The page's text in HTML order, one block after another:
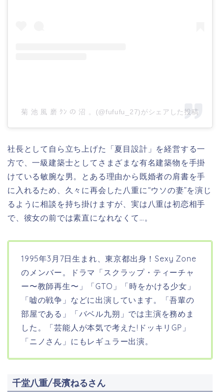
菊 池 風 磨 ｸﾝ の 沼 。(@fufufu_27)がシェアした投稿
社長として自ら立ち上げた「夏目設計」を経営する一
方で、一級建築士としてさまざまな有名建築物を手掛
けている敏腕な男。とある理由から既婚者の肩書を手
に入れるため、久々に再会した八重に“ウソの妻”を演じ
るように相談を持ち掛けますが、実は八重は初恋相手
で、彼女の前では素直になれなくて…。
1995年3月7日生まれ、東京都出身！Sexy Zone
のメンバー。ドラマ「スクラップ・ティーチャ
ー〜教師再生〜」「GTO」「時をかける少女」
「嘘の戦争」などに出演しています。「吾輩の
部屋である」「バベル九朔」では主演を務めま
した。「芸能人が本気で考えた!ドッキリGP」
「ニノさん」にもレギュラー出演。
千堂八重/長濱ねるさん